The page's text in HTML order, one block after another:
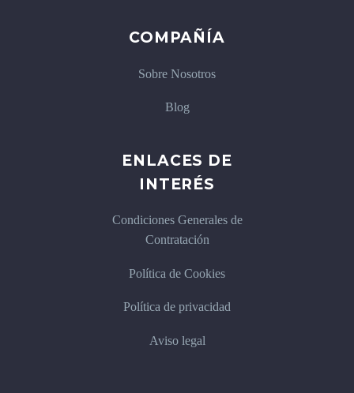
COMPAÑÍA
Sobre Nosotros
Blog
ENLACES DE
INTERÉS
Condiciones Generales de
Contratación
Política de Cookies
Política de privacidad
Aviso legal